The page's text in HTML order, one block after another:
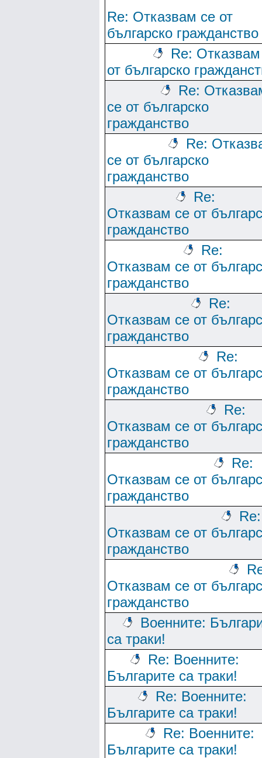
Re: Отказвам се от
българско гражданство
Re:
от българско
Re:
се от българско
гражданство
Re:
се от българско
гражданство
Re:
Отказвам се от
гражданство
Re:
Отказвам се от
гражданство
Re:
Отказвам се от
гражданство
Re:
Отказвам се от
гражданство
Re:
Отказвам се от
гражданство
Re:
Отказвам се от
гражданство
Re:
Отказвам се от
гражданство
Отказвам се от
гражданство
Военните:
са траки!
Re: Военните:
Българите са траки!
Re: Военните:
Българите са траки!
Re: Военните:
Българите са траки!